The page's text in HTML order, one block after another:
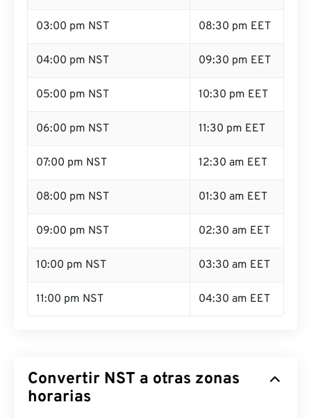
03:00 pm NST 08:30 pm EET
04:00 pm NST 09:30 pm EET
05:00 pm NST 10:30 pm EET
06:00 pm NST 11:30 pm EET
07:00 pm NST 12:30 am EET
08:00 pm NST 01:30 am EET
09:00 pm NST 02:30 am EET
10:00 pm NST 03:30 am EET
11:00 pm NST 04:30 am EET
Convertir NST a otras zonas
horarias